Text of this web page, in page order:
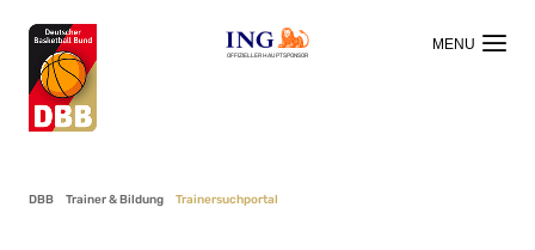
OFFIZIELLER HAUPTSPONSOR
DBB Trainer & Bildung Trainersuchportal